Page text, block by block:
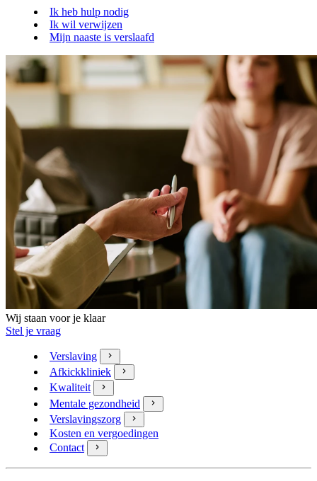
Ik heb hulp nodig
Ik wil verwijzen
Mijn naaste is verslaafd
Wij staan voor je klaar
Stel je vraag
Verslaving
Afkickkliniek
Kwaliteit
Mentale gezondheid
Verslavingszorg
Kosten en vergoedingen
Contact